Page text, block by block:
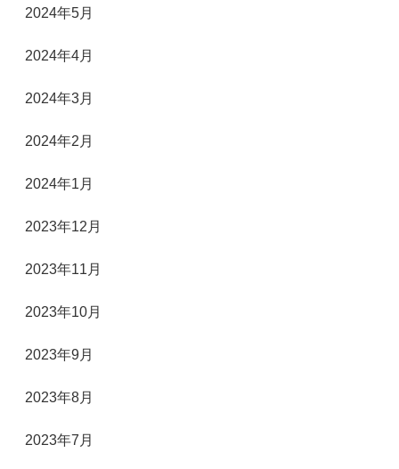
2024年5月
2024年4月
2024年3月
2024年2月
2024年1月
2023年12月
2023年11月
2023年10月
2023年9月
2023年8月
2023年7月